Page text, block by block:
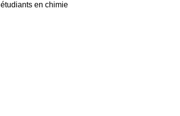
étudiants en chimie